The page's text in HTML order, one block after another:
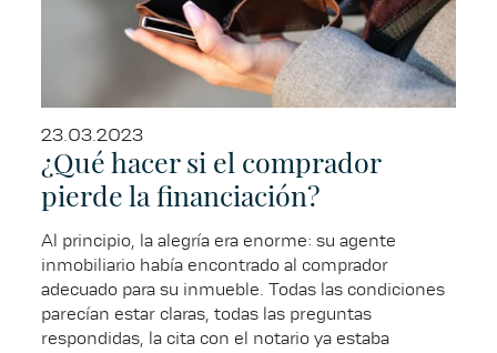
23.03.2023
¿Qué hacer si el comprador
pierde la financiación?
Al principio, la alegría era enorme: su agente
inmobiliario había encontrado al comprador
adecuado para su inmueble. Todas las condiciones
parecían estar claras, todas las preguntas
respondidas, la cita con el notario ya estaba